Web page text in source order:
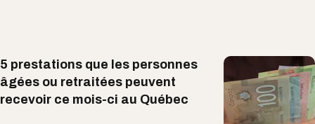
5 prestations que les personnes
âgées ou retraitées peuvent
recevoir ce mois-ci au Québec